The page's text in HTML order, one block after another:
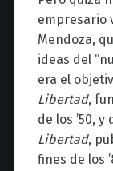
empresario
Mendoza,
ideas del
era el
Libertad,
de los ’50,
Libertad,
fines de los